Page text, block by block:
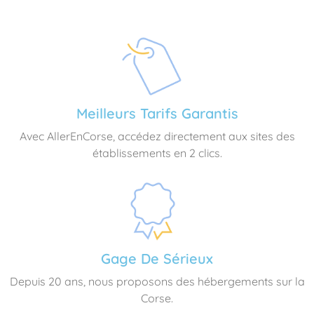
Meilleurs Tarifs Garantis
Avec AllerEnCorse, accédez directement aux sites des
établissements en 2 clics.
Gage De Sérieux
Depuis 20 ans, nous proposons des hébergements sur la
Corse.